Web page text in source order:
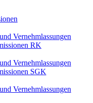
Vernehmlassungen
RK
Vernehmlassungen
SGK
Vernehmlassungen